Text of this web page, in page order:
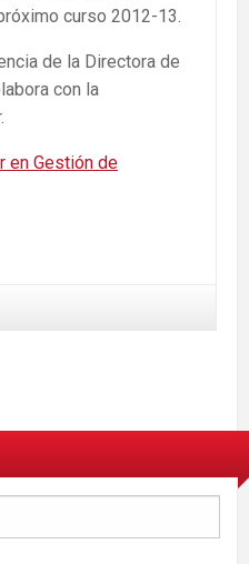
curso 2012-13.
de la Directora de
con la
en Gestión de